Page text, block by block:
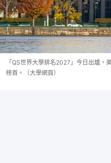
「QS世界大學排名2027」今日出爐
榜首。（大學網頁）